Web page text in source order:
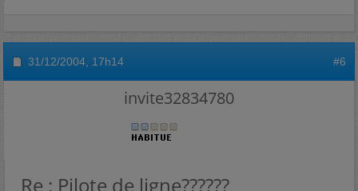
31/12/2004, 17h14 #6
invite32834780
Re : Pilote de ligne??????